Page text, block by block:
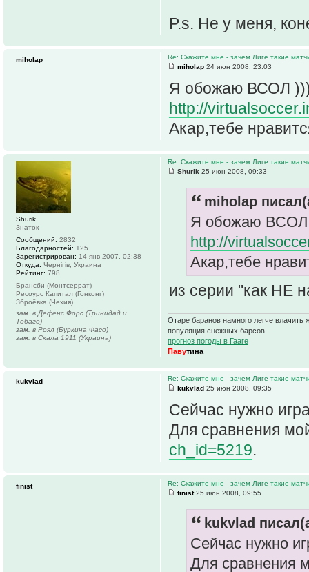
P.s. Не у меня,
Re: Скажите мне - зачем Лиге такие
miholap 24 июн 2008, 23:03
Я обожаю ВСОЛ
http://
Акар,тебе
miholap
Re: Скажите мне - зачем Лиге такие
Shurik 25 июн 2008, 09:33
miholap
Я обожаю ВСОЛ
http://
Акар,тебе
из серии "как НЕ
Отаре баранов намного легче влачить
популяция снежных барсов.
прогноз погоды в Гааге
Павутина
Shurik
Знаток
Сообщений: 2832
Благодарностей: 125
Зарегистрирован: 14 янв 2007, 02:38
Откуда: Чернігів, Украина
Рейтинг: 798
Брансби (Монтсеррат)
Ресоурс Капитал (Гонконг)
Зброёвка (Чехия)
зам. в Дефенс Форс (Тринидад и
Тобаго)
зам. в Роял (Буркина Фасо)
зам. в Скала 1911 (Украина)
Re: Скажите мне - зачем Лиге такие
kukvlad 25 июн 2008, 09:35
Сейчас нужно
Для сравнения
ch_id=5219.
kukvlad
Re: Скажите мне - зачем Лиге такие
finist25 июн 2008, 09:55
kukvlad
Сейчас нужно
Для сравнения
finist